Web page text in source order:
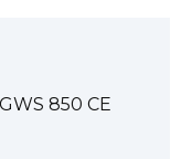
850 CE